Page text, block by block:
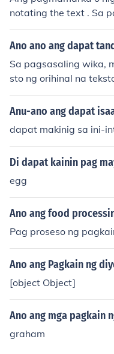
notating the text . Sa
kal, siyentipiko,
ywords ang dapat na
Ano ano ang dapat
Sa pagsasaling wika,
sto ng orihinal na
kahulugan. Dapat
atikong ekspresyon
ang-alang sa tono at
al upang mapanatili
a. Sa huli, ang
in ay susi sa isang
Anu-ano ang dapat
dapat makinig sa ini-
Di dapat kainin pag
egg
Ano ang food
Pag proseso ng
Ano ang Pagkain ng
[object Object]
Ano ang mga pagkain
graham